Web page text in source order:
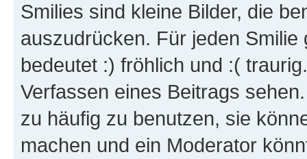
Smilies sind kleine Bilder, die
auszudrücken. Für jeden
bedeutet :) fröhlich und :(
Verfassen eines Beitrags
zu häufig zu benutzen, sie
machen und ein Moderator